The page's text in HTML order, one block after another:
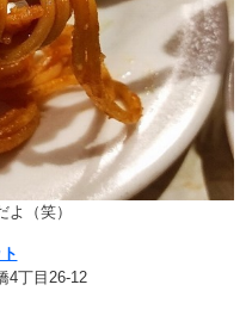
よ（笑）
4丁目26-12